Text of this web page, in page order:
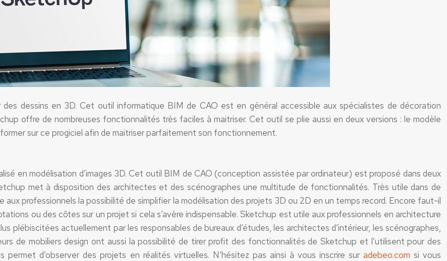
dessins en 3D. Cet outil informatique BIM de CAO est en général accessible aux spécialistes de décoration
offre de nombreuses fonctionnalités très faciles à maitriser. Cet outil se plie aussi en deux versions : le modèle
sur ce progiciel afin de maitriser parfaitement son fonctionnement.
en modélisation d’images 3D. Cet outil BIM de CAO (conception assistée par ordinateur) est proposé dans deux
met à disposition des architectes et des scénographes une multitude de fonctionnalités. Très utile dans de
professionnels la possibilité de simplifier la modélisation des projets 3D ou 2D en un temps record. Encore faut-il
ou des côtes sur un projet si cela s’avère indispensable. Sketchup est utile aux professionnels en architecture
plébiscitées actuellement par les responsables de bureaux d’études, les architectes d’intérieur, les scénographes,
de mobiliers design ont aussi la possibilité de tirer profit des fonctionnalités de Sketchup et l’utilisent pour des
d’observer des projets en réalités virtuelles. N’hésitez pas ainsi à vous inscrire sur adebeo.com si vous